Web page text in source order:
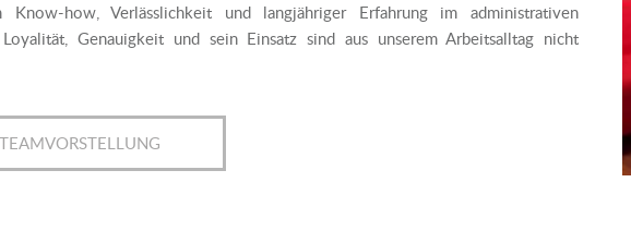
Know-how, Verlässlichkeit und langjähriger Erfahrung im administrativen
Genauigkeit und sein Einsatz sind aus unserem Arbeitsalltag nicht